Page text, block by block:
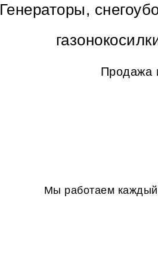
Генераторы,
Продажа
Мы работаем каждый